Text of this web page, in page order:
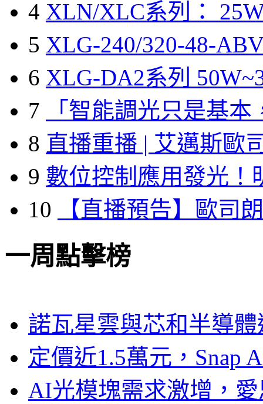
4 XLN/XLC系列：
5 XLG-240/320-48-
6 XLG-DA2系列
7
「智能調光只是基本
8 直播重播 | 艾邁斯歐
9 數位控制應用發光！
10
【直播預告】歐司
一周點擊榜
諾瓦星雲與芯和半導
定價近1.5萬元，Snap
AI光模塊需求激增，